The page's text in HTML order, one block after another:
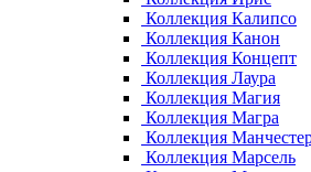
Коллекция Калипсо
Коллекция Канон
Коллекция Концепт
Коллекция Лаура
Коллекция Магия
Коллекция Магра
Коллекция
Коллекция Марсель